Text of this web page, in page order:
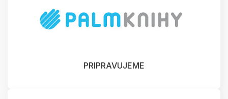
PRIPRAVUJEME